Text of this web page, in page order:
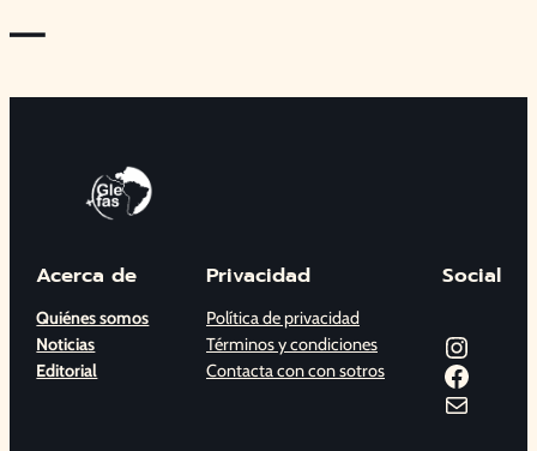
—
Acerca de
Quiénes somos
Noticias
Editorial
Privacidad
Política de privacidad
Términos y condiciones
Contacta con con sotros
Social
Instagram
Facebook
Correo electrónico